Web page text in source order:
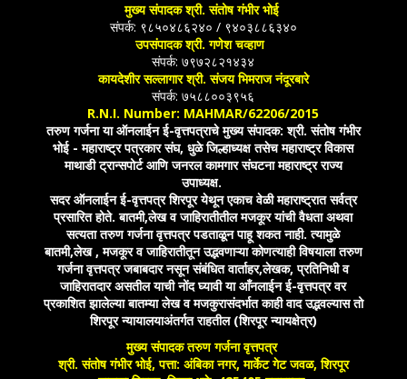
मुख्य संपादक श्री. संतोष गंभीर भोई
संपर्क: ९८५०४८६२४० / ९४०३८८६३४०
उपसंपादक श्री. गणेश चव्हाण
संपर्क: ७९७२८२१४३४
कायदेशीर सल्लागार श्री. संजय भिमराज नंदूरबारे
संपर्क: ७५८८००३९५६
R.N.I. Number: MAHMAR/62206/2015
तरुण गर्जना या ऑनलाईन ई-वृत्तपत्राचे मुख्य संपादक: श्री. संतोष गंभीर
भोई - महाराष्ट्र पत्रकार संघ, धुळे जिल्हाध्यक्ष तसेच महाराष्ट्र विकास
माथाडी ट्रान्सपोर्ट आणि जनरल कामगार संघटना महाराष्ट्र राज्य
उपाध्यक्ष.
सदर ऑनलाईन ई-वृत्तपत्र शिरपूर येथून एकाच वेळी महाराष्ट्रात सर्वत्र
प्रसारित होते. बातमी,लेख व जाहिरातीतील मजकूर यांची वैधता अथवा
सत्यता तरुण गर्जना वृत्तपत्र पडताळून पाहू शकत नाही. त्यामुळे
बातमी,लेख , मजकूर व जाहिरातीतून उद्भवणाऱ्या कोणत्याही विषयाला तरुण
गर्जना वृत्तपत्र जबाबदार नसून संबंधित वार्ताहर,लेखक, प्रतिनिधी व
जाहिरातदार असतील याची नोंद घ्यावी या आँनलाईन ई-वृत्तपत्र वर
प्रकाशित झालेल्या बातम्या लेख व मजकुरासंदर्भात काही वाद उद्भवल्यास तो
शिरपूर न्यायालयाअंतर्गत राहतील (शिरपूर न्यायक्षेत्र)
मुख्य संपादक तरुण गर्जना वृत्तपत्र
श्री. संतोष गंभीर भोई, पत्ता: अंबिका नगर, मार्केट गेट जवळ, शिरपूर